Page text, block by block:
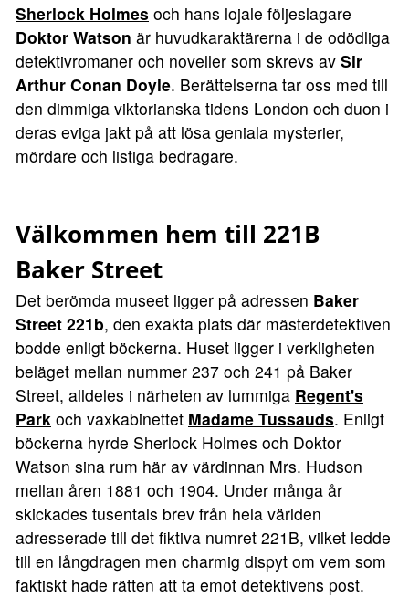
Sherlock Holmes och hans lojale följeslagare
Doktor Watson är huvudkaraktärerna i de odödliga
detektivromaner och noveller som skrevs av Sir
Arthur Conan Doyle. Berättelserna tar oss med till
den dimmiga viktorianska tidens London och duon i
deras eviga jakt på att lösa geniala mysterier,
mördare och listiga bedragare.
Välkommen hem till 221B
Baker Street
Det berömda museet ligger på adressen Baker
Street 221b, den exakta plats där mästerdetektiven
bodde enligt böckerna. Huset ligger i verkligheten
beläget mellan nummer 237 och 241 på Baker
Street, alldeles i närheten av lummiga Regent's
Park och vaxkabinettet Madame Tussauds. Enligt
böckerna hyrde Sherlock Holmes och Doktor
Watson sina rum här av värdinnan Mrs. Hudson
mellan åren 1881 och 1904. Under många år
skickades tusentals brev från hela världen
adresserade till det fiktiva numret 221B, vilket ledde
till en långdragen men charmig dispyt om vem som
faktiskt hade rätten att ta emot detektivens post.